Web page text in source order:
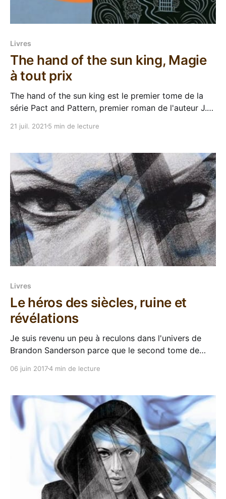
Livres
The hand of the sun king, Magie
à tout prix
The hand of the sun king est le premier tome de la
série Pact and Pattern, premier roman de l'auteur J.T.
lecturosphère anglophone. De la fantasy, du bon
21 juil. 2021 5 min de lecture
Livres
Le héros des siècles, ruine et
révélations
Je suis revenu un peu à reculons dans l'univers de
Brandon Sanderson parce que le second tome de
(euphémismeuh !). Depuis plusieurs semaines j'ai
siècles, toujours en VO
06 juin 20174 min de lecture